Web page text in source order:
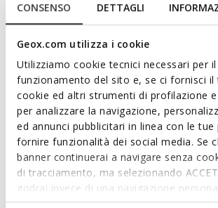
CONSENSO DETTAGLI
Geox.com utilizza i cookie
Utilizziamo cookie tecnici necessari per
funzionamento del sito e, se ci fornisci il
cookie ed altri strumenti di profilazione
per analizzare la navigazione,
ed annunci pubblicitari in linea con le tue
fornire funzionalità dei social media. Se
banner continuerai a navigare senza
di tracciamento, ma selezionando
godrai invece di una navigazione
base dei tuoi gusti ed interessi.
bronze. Light and fashionable, Brionia R
looks for the summer season.
ITEM CODE:D35LSL00047C6008
Features
Outstanding cushioning effect which
and absorbs jolts and vibrations
Quick and easy to put on
Lightweight footwear; Unlined upper